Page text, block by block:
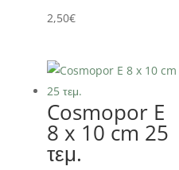
2,50€
Cosmopor E
8 x 10 cm 25
τεμ.